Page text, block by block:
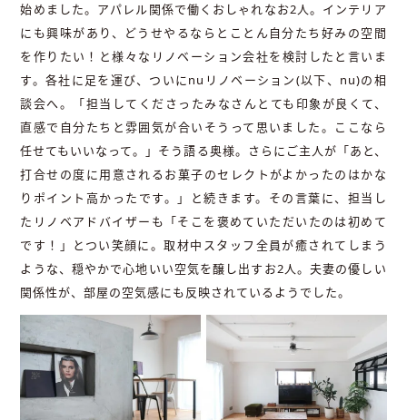
始めました。アパレル関係で働くおしゃれなお2人。インテリア
にも興味があり、どうせやるならとことん自分たち好みの空間
を作りたい！と様々なリノベーション会社を検討したと言いま
す。各社に足を運び、ついにnuリノベーション(以下、nu)の相
談会へ。「担当してくださったみなさんとても印象が良くて、
直感で自分たちと雰囲気が合いそうって思いました。ここなら
任せてもいいなって。」そう語る奥様。さらにご主人が「あと、
打合せの度に用意されるお菓子のセレクトがよかったのはかな
りポイント高かったです。」と続きます。その言葉に、担当し
たリノベアドバイザーも「そこを褒めていただいたのは初めて
です！」とつい笑顔に。取材中スタッフ全員が癒されてしまう
ような、穏やかで心地いい空気を醸し出すお2人。夫妻の優しい
関係性が、部屋の空気感にも反映されているようでした。